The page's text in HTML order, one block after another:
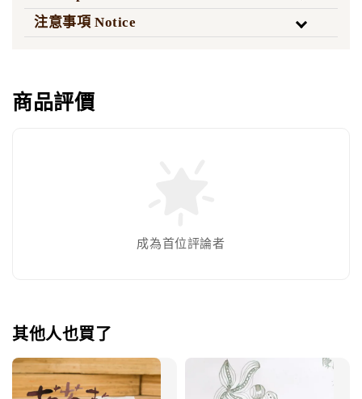
注意事項 Notice
商品評價
成為首位評論者
其他人也買了